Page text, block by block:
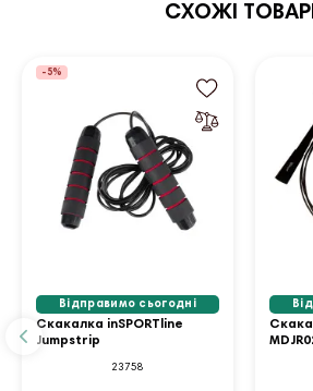
СХОЖІ
-5%
Відправимо сьогодні
Скакалка inSPORTline
Jumpstrip
23758